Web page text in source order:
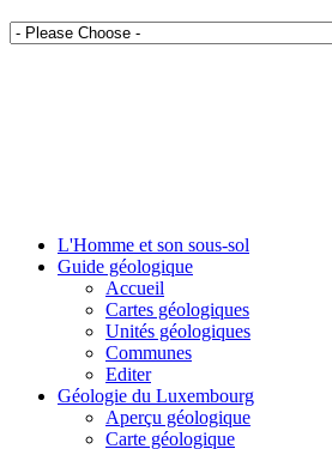
L'Homme et son sous-sol
Guide géologique
Accueil
Cartes géologiques
Unités géologiques
Communes
Editer
Géologie du Luxembourg
Aperçu géologique
Carte géologique